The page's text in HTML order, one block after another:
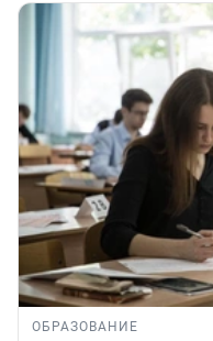
ОБРАЗОВАНИЕ